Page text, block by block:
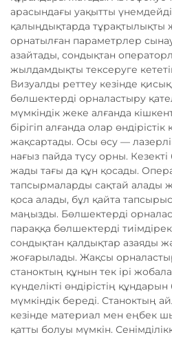
арасындағы уақытты
қалыңдықтарда тұрақтылықты
орнатылған параметрлер
азайтады, сондықтан
жылдамдықты тексеруге
Визуалды реттеу кезінде
бөлшектерді орналастыру
мүмкіндік жеке алғанда
бірігіп алғанда олар
жақсартады. Осы өсу —
нағыз пайда түсу орны.
жады тағы да құн қосады.
тапсырмаларды сақтай алады
қоса алады, бұл қайта
маңызды. Бөлшектерді
параққа бөлшектерді
сондықтан қалдықтар азаяды
жоғарылады. Жақсы
станоктың құнын тек ірі
күнделікті өндірістің
мүмкіндік береді. Станоктың
кезінде материал мен еңбек
қатты болуы мүмкін.